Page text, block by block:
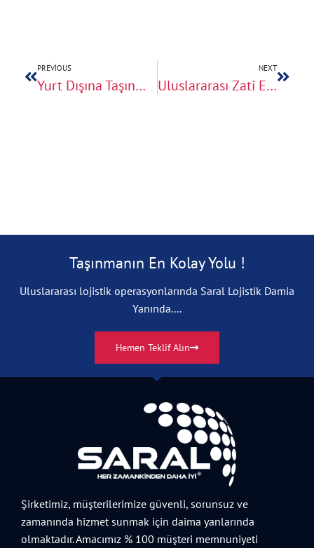
PREVIOUS
Yurt Dışına Taşınma Rehberi: Gerekli Evrakların Hazırlanması ve Gümrük İşlemleri Hakkında Bilmeniz Gerekenler
NEXT
Uluslararası Zati Eşya Taşıma Fiyatları 2025: Profesyonel Hizmet ile Ekonomik ve Sorunsuz Taşımacılık
Taşınmanın En Kolay Yolu !
Uluslararası lojistik operasyonlarında Saral Lojistik Damia
Yanında....
Hemen Teklif Alın
Şirketimiz, müşterilerimize güvenli, sorunsuz ve
zamanında hizmet sunmak için daima yanlarında
olmaktadır. Amacımız % 100 müşteri memnuniyeti